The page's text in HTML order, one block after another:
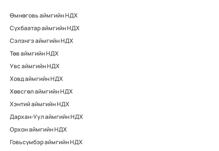
Өмнөговь аймгийн НДХ
Сүхбаатар аймгийн НДХ
Сэлэнгэ аймгийн НДХ
Төв аймгийн НДХ
Увс аймгийн НДХ
Ховд аймгийн НДХ
Хөвсгөл аймгийн НДХ
Хэнтий аймгийн НДХ
Дархан-Уул аймгийн НДХ
Орхон аймгийн НДХ
Говьсүмбэр аймгийн НДХ